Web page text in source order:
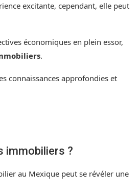
excitante, cependant, elle peut
économiques en plein essor,
.
connaissances approfondies et
immobiliers ?
au Mexique peut se révéler une